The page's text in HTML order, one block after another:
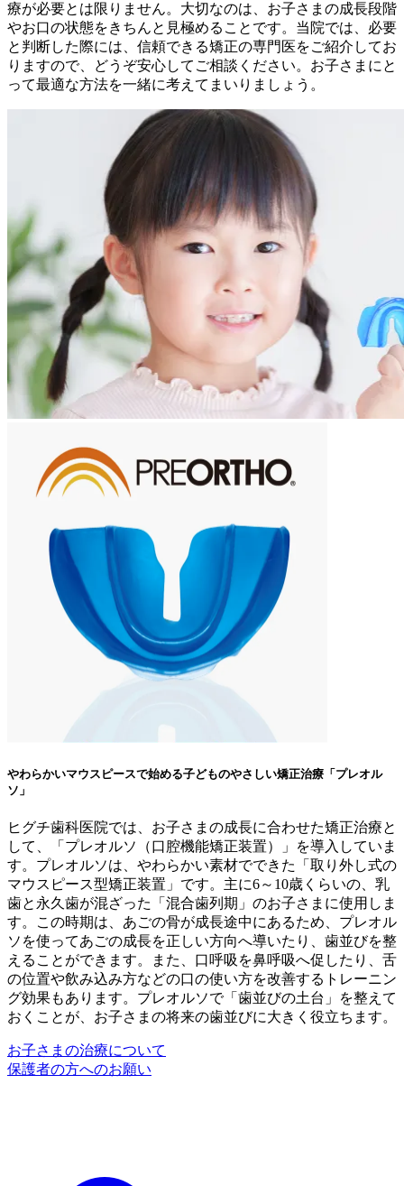
療が必要とは限りません。大切なのは、お子さまの成長段階
やお口の状態をきちんと見極めることです。当院では、必要
と判断した際には、信頼できる矯正の専門医をご紹介してお
りますので、どうぞ安心してご相談ください。お子さまにと
って最適な方法を一緒に考えてまいりましょう。
やわらかいマウスピースで始める子どものやさしい矯正治療「プレオル
ソ」
ヒグチ歯科医院では、お子さまの成長に合わせた矯正治療と
して、「プレオルソ（口腔機能矯正装置）」を導入していま
す。プレオルソは、やわらかい素材でできた「取り外し式の
マウスピース型矯正装置」です。主に6～10歳くらいの、乳
歯と永久歯が混ざった「混合歯列期」のお子さまに使用しま
す。この時期は、あごの骨が成長途中にあるため、プレオル
ソを使ってあごの成長を正しい方向へ導いたり、歯並びを整
えることができます。また、口呼吸を鼻呼吸へ促したり、舌
の位置や飲み込み方などの口の使い方を改善するトレーニン
グ効果もあります。プレオルソで「歯並びの土台」を整えて
おくことが、お子さまの将来の歯並びに大きく役立ちます。
お子さまの治療について
保護者の方へのお願い